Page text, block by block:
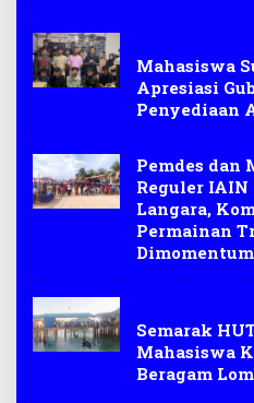
Mahasiswa
Apresiasi
Penyediaan
Pemdes dan
Reguler IAIN
Langara,
Permainan
Semarak
Mahasiswa
Beragam